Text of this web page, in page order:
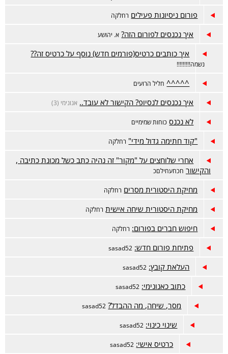
פורום ניסיונות פעילים רחלקה
איך נכנסים לפורום הזה? א. יהושע
איך כותבים כרטיס(פורמים חדש) נוסף על כרטיס זה??
נשמה!!!!!!!!!
^^^^^ חליל הרועים
איך נכנסים לנסיופ? הקישור לא עובד.. אנונימי (3)
לא נכנס כוחות שמימיים
"קוד חתימה גדול מידי" רחלקה
אחרי שלוחצים על "מקור" זה נהיה כתב כשל מכונת כתיבה ,
והקישור חכחעחילםכ
מחיקת היסטורית מסרים רחלקה
מחיקת היסטורית שיחה אישית רחלקה
חיפוש חברים בפורום: רחלקה
פתיחת פורום חדש: sasad52
העלאת קובץ: sasad52
כתוב כאנונימי: sasad52
מסר, שיחה, מה ההבדל? sasad52
שינוי כינוי: sasad52
כרטיס אישי: sasad52